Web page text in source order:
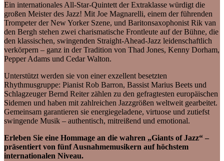
Ein internationales All-Star-Quintett der Extraklasse würdigt die
großen Meister des Jazz! Mit Joe Magnarelli, einem der führenden
Trompeter der New Yorker Szene, und Baritonsaxophonist Rik van
den Bergh stehen zwei charismatische Frontleute auf der Bühne, die
den klassischen, swingenden Straight-Ahead-Jazz leidenschaftlich
verkörpern – ganz in der Tradition von Thad Jones, Kenny Dorham,
Pepper Adams und Cedar Walton.
Unterstützt werden sie von einer exzellent besetzten
Rhythmusgruppe: Pianist Rob Barron, Bassist Marius Beets und
Schlagzeuger Bernd Reiter zählen zu den gefragtesten europäischen
Sidemen und haben mit zahlreichen Jazzgrößen weltweit gearbeitet.
Gemeinsam garantieren sie energiegeladene, virtuose und zutiefst
swingende Musik – authentisch, mitreißend und emotional.
Erleben Sie eine Hommage an die wahren „Giants of Jazz“ –
präsentiert von fünf Ausnahmemusikern auf höchstem
internationalen Niveau.